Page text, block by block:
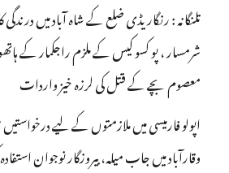
تلنگانہ : رنگاریڈی ضلع کے شاہ آباد میں
معصوم بچے کے قتل کی لرزہ خیز واردات
وقارآباد میں جاب میلہ، بیروزگار نوجوان